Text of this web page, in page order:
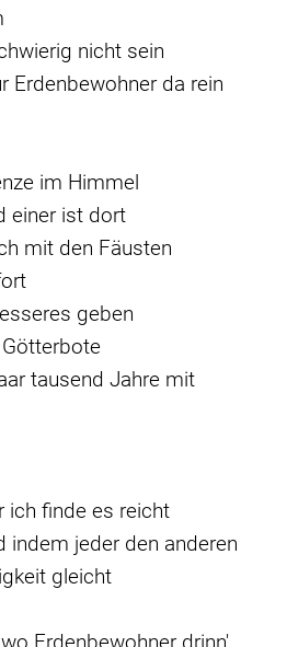
nicht sein
Erdenbewohner da rein
im Himmel
einer ist dort
mit den Fäusten
geben
tausend Jahre mit
ich finde es reicht
indem jeder den anderen
gleicht